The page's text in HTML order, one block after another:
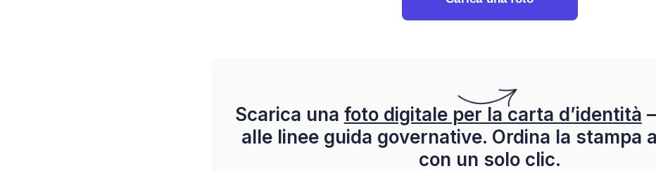
Scarica una foto digitale per la carta d’identità
alle linee guida governative. Ordina la stampa
con un solo clic.